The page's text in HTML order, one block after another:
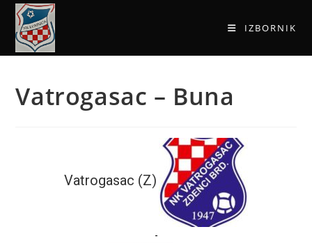
IZBORNIK
Vatrogasac – Buna
Vatrogasac (Z)
-